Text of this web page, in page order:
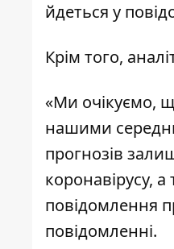
йдеться у
Крім того,
«Ми очікуємо,
нашими
прогнозів
коронавірусу,
повідомлення
повідомленні.